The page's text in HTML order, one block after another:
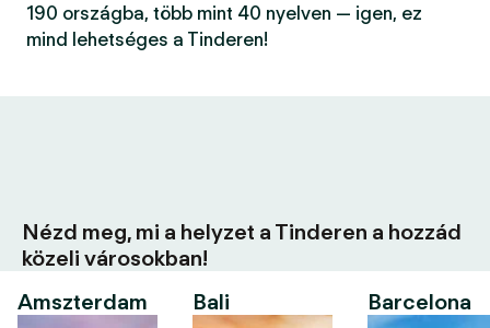
190 országba, több mint 40 nyelven — igen, ez
mind lehetséges a Tinderen!
Nézd meg, mi a helyzet a Tinderen a hozzád
közeli városokban!
Amszterdam
Bali Barcelona